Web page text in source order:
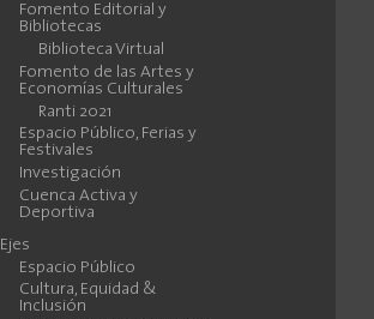
Fomento Editorial y
Bibliotecas
Biblioteca Virtual
Fomento de las Artes y
Economías Culturales
Ranti 2021
Espacio Público, Ferias y
Festivales
Investigación
Cuenca Activa y
Deportiva
Ejes
Espacio Público
Cultura, Equidad &
Inclusión